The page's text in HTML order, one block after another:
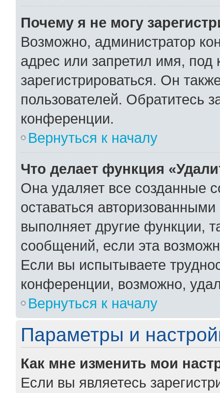
Почему я не могу
Возможно, администратор
адрес или запретил имя,
зарегистрироваться. Он
пользователей. Обратитесь
конференции.
Вернуться к началу
Что делает функция
Она удаляет все созданные
оставаться
выполняет другие функции,
сообщений, если эта
Если вы испытываете
конференции, возможно,
Вернуться к началу
Параметры и
Как мне изменить мои
Если вы являетесь